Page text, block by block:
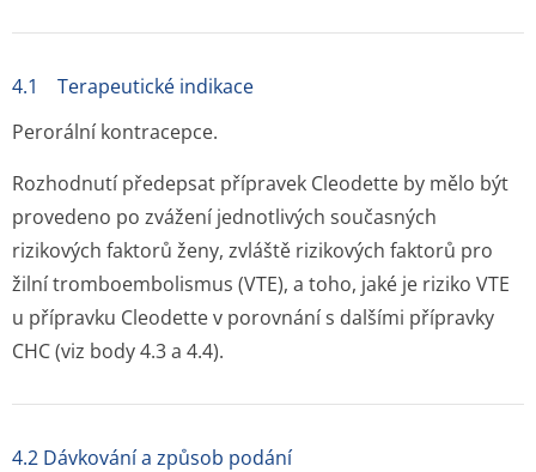
4.1 Terapeutické indikace
Perorální kontracepce.
Rozhodnutí předepsat přípravek Cleodette by mělo být
provedeno po zvážení jednotlivých současných
rizikových faktorů ženy, zvláště rizikových faktorů pro
žilní tromboembolismus (VTE), a toho, jaké je riziko VTE
u přípravku Cleodette v porovnání s dalšími přípravky
CHC (viz body 4.3 a 4.4).
4.2 Dávkování a způsob podání